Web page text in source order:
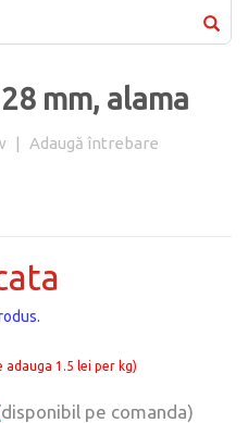
mm, alama
| Adaugă întrebare
bucata
adauga 1.5 lei per kg)
pe comanda)